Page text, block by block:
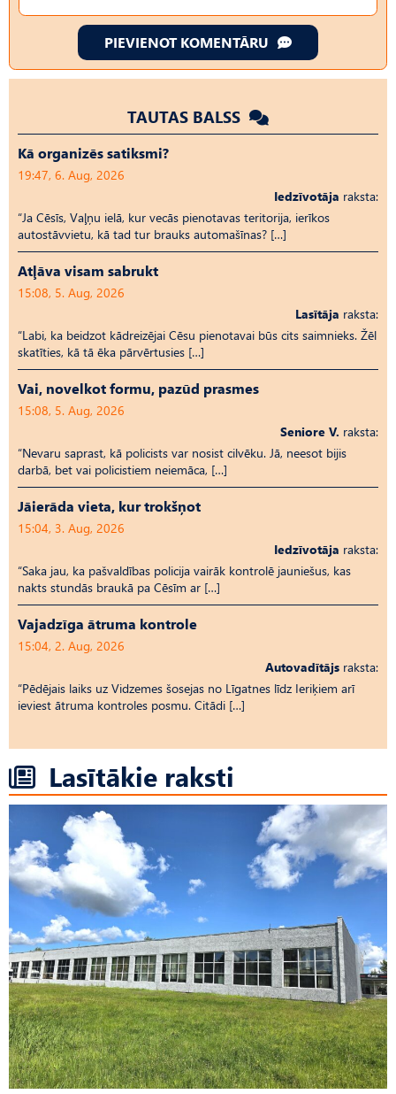
PIEVIENOT KOMENTĀRU
TAUTAS BALSS
Kā organizēs satiksmi?
19:47, 6. Aug, 2026
Iedzīvotāja raksta:
“Ja Cēsīs, Vaļņu ielā, kur vecās pienotavas teritorija, ierīkos
autostāvvietu, kā tad tur brauks automašīnas? […]
Atļāva visam sabrukt
15:08, 5. Aug, 2026
Lasītāja raksta:
“Labi, ka beidzot kādreizējai Cēsu pienotavai būs cits saimnieks. Žēl
skatīties, kā tā ēka pārvērtusies […]
Vai, novelkot formu, pazūd prasmes
15:08, 5. Aug, 2026
Seniore V. raksta:
“Nevaru saprast, kā policists var nosist cilvēku. Jā, neesot bijis
darbā, bet vai policistiem neiemāca, […]
Jāierāda vieta, kur trokšņot
15:04, 3. Aug, 2026
Iedzīvotāja raksta:
“Saka jau, ka pašvaldības policija vairāk kontrolē jauniešus, kas
nakts stundās braukā pa Cēsīm ar […]
Vajadzīga ātruma kontrole
15:04, 2. Aug, 2026
Autovadītājs raksta:
“Pēdējais laiks uz Vid­ze­mes šosejas no Līgatnes līdz Ieriķiem arī
ieviest ātruma kontroles posmu. Citādi […]
Lasītākie raksti